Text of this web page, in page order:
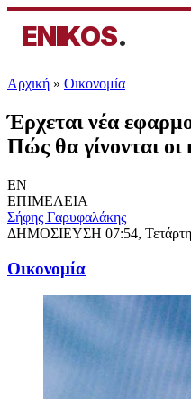
ENIKOS.
Αρχική » Oικονομία
Έρχεται νέα
Πώς θα γίνονται οι
EN
ΕΠΙΜΕΛΕΙΑ
Σήφης Γαρυφαλάκης
ΔΗΜΟΣΙΕΥΣΗ 07:54,
Oικονομία